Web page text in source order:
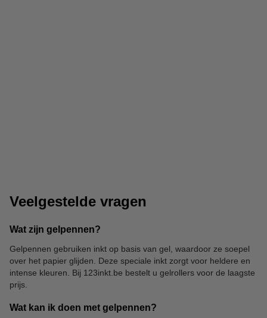
Notitieboeken Bullet journals
Veelgestelde vragen
Wat zijn gelpennen?
Gelpennen gebruiken inkt op basis van gel, waardoor ze soepel
over het papier glijden. Deze speciale inkt zorgt voor heldere en
intense kleuren. Bij 123inkt.be bestelt u gelrollers voor de laagste
prijs.
Wat kan ik doen met gelpennen?